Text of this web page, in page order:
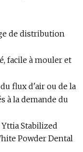
de distribution
facile à mouler et
flux d'air ou de la
à la demande du